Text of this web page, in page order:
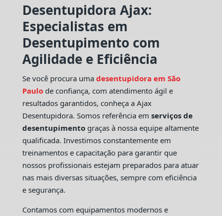
Desentupidora Ajax:
Especialistas em
Desentupimento com
Agilidade e Eficiência
Se você procura uma desentupidora em São
Paulo de confiança, com atendimento ágil e
resultados garantidos, conheça a Ajax
Desentupidora. Somos referência em serviços de
desentupimentograças à nossa equipe altamente
qualificada. Investimos constantemente em
treinamentos e capacitação para garantir que
nossos profissionais estejam preparados para atuar
nas mais diversas situações, sempre com eficiência
e segurança.
Contamos com equipamentos modernos e